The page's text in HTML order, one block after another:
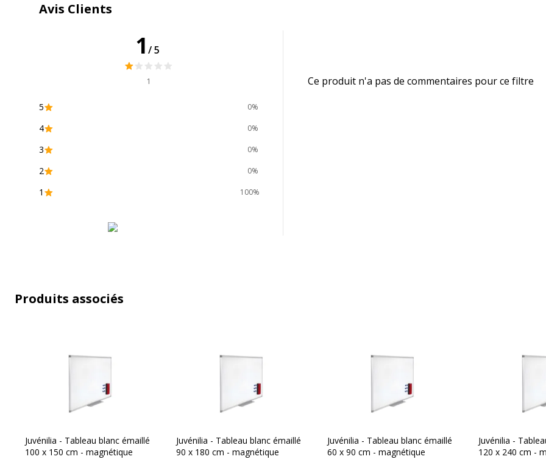
Dimensions et poids Garantie
Avis Clients
1 /5
1
5 0%
4 0%
3 0%
2 0%
1 100%
Ce produit n'a pas de commentaires pour ce filtre
Produits associés
Juvénilia - Tableau blanc émaillé
100 x 150 cm - magnétique
Juvénilia - Tableau blanc émaillé
90 x 180 cm - magnétique
Juvénilia - Tableau blanc émaillé
60 x 90 cm - magnétique
Juvénilia -
120 x 240 cm -